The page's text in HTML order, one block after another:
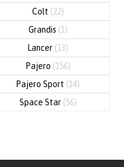
Colt (22)
Grandis (1)
Lancer (13)
Pajero (156)
Pajero Sport (14)
Space Star (56)